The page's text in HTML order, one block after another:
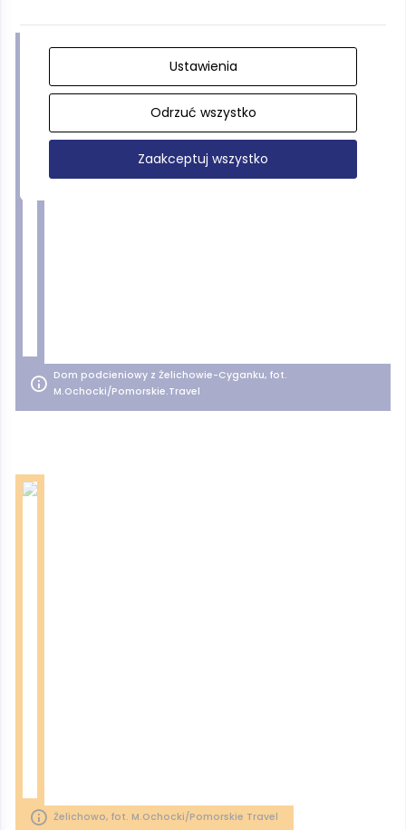
Dom podcieniowy z Żelichowie-Cyganku, fot.
M.Ochocki/Pomorskie.Travel
Żelichowo, fot. M.Ochocki/Pomorskie Travel
Ustawienia
Odrzuć wszystko
Zaakceptuj wszystko